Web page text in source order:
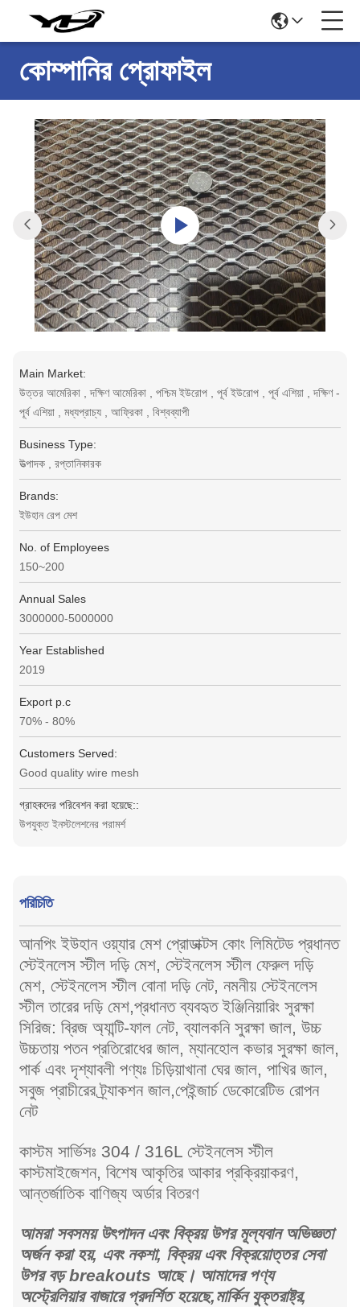
কোম্পানির প্রোফাইল
Main Market:
উত্তর আমেরিকা , দক্ষিণ আমেরিকা , পশ্চিম ইউরোপ , পূর্ব ইউরোপ , পূর্ব এশিয়া , দক্ষিণ -
পূর্ব এশিয়া , মধ্যপ্রাচ্য , আফ্রিকা , বিশ্বব্যাপী
Business Type:
উত্পাদক , রপ্তানিকারক
Brands:
ইউহান রেপ মেশ
No. of Employees
150~200
Annual Sales
3000000-5000000
Year Established
2019
Export p.c
70% - 80%
Customers Served:
Good quality wire mesh
গ্রাহকদের পরিবেশন করা হয়েছে::
উপযুক্ত ইনস্টলেশনের পরামর্শ
পরিচিতি
আনপিং ইউহান ওয়্যার মেশ প্রোডাক্টস কোং লিমিটেড প্রধানত
স্টেইনলেস স্টীল দড়ি মেশ, স্টেইনলেস স্টীল ফেরুল দড়ি
মেশ, স্টেইনলেস স্টীল বোনা দড়ি নেট, নমনীয় স্টেইনলেস
স্টীল তারের দড়ি মেশ,প্রধানত ব্যবহৃত ইঞ্জিনিয়ারিং সুরক্ষা
সিরিজ: ব্রিজ অ্যান্টি-ফাল নেট, ব্যালকনি সুরক্ষা জাল, উচ্চ
উচ্চতায় পতন প্রতিরোধের জাল, ম্যানহোল কভার সুরক্ষা জাল,
পার্ক এবং দৃশ্যাবলী পণ্যঃ চিড়িয়াখানা ঘের জাল, পাখির জাল,
সবুজ প্রাচীরের ট্র্যাকশন জাল,পেইন্জার্চ ডেকোরেটিভ রোপন
নেট
কাস্টম সার্ভিসঃ 304 / 316L স্টেইনলেস স্টীল
কাস্টমাইজেশন, বিশেষ আকৃতির আকার প্রক্রিয়াকরণ,
আন্তর্জাতিক বাণিজ্য অর্ডার বিতরণ
আমরা সবসময় উৎপাদন এবং বিক্রয় উপর মূল্যবান অভিজ্ঞতা
অর্জন করা হয়, এবং নকশা, বিক্রয় এবং বিক্রয়োত্তর সেবা
উপর বড় breakouts আছে। আমাদের পণ্য
অস্ট্রেলিয়ার বাজারে প্রদর্শিত হয়েছে,মার্কিন যুক্তরাষ্ট্র,